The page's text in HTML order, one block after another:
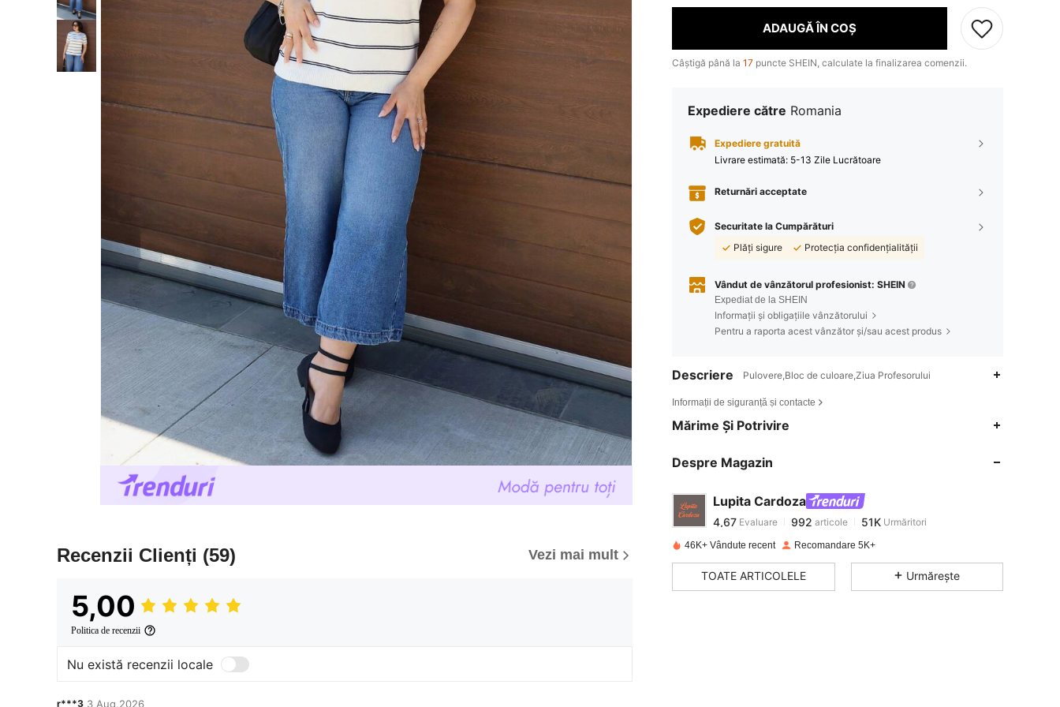
Recenzii Clienți (59) Vezi mai mult
5,00
Politica de recenzii
Nu există recenzii locale
r***3 3 Aug,2026
ADAUGĂ ÎN COȘ
Câștigă până la 17 puncte SHEIN, calculate la finalizarea comenzii.
Expediere către Romania
Expediere gratuită
Livrare estimată: 5-13 Zile Lucrătoare
Returnări acceptate
Securitate la Cumpărături
Plăți sigure
Protecția confidențialității
Vândut de vânzătorul profesionist: SHEIN
Expediat de la SHEIN
Informații și obligațiile vânzătorului
Pentru a raporta acest vânzător și/sau acest produs
Descriere Pulovere,Bloc de culoare,Ziua Profesorului
Informații de siguranță și contacte
Mărime Și Potrivire
Despre Magazin
Lupita Cardoza
4,67
4,67 992articole 51K
a***sa plătitîn urmă cu 1 zi
46K+ Vândute recent Recomandare 5K+
TOATE ARTICOLELE Urmărește